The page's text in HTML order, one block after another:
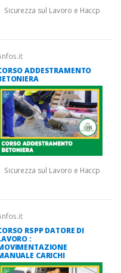
Sicurezza sul Lavoro e Haccp
ADDESTRAMENTO
Sicurezza sul Lavoro e Haccp
RSPP DATORE DI
:
CARICHI